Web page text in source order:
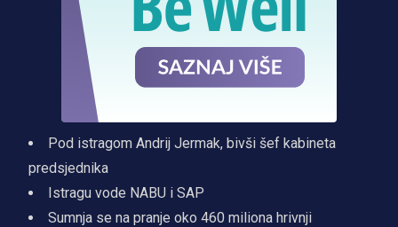
Pod istragom Andrij Jermak, bivši šef kabineta
predsjednika
Istragu vode NABU i SAP
Sumnja se na pranje oko 460 miliona hrivnji